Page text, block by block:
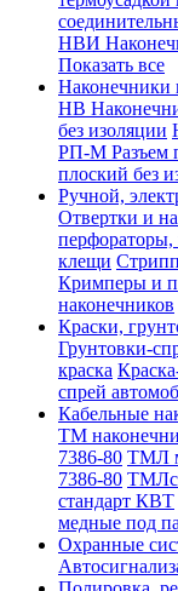
НВИ
Показать все
Наконечники
НВ
без изоляции
РП-М Разъем
плоский без
Ручной,
Отвертки и
перфораторы,
клещи
Кримперы и
наконечников
Краски,
Грунтовки-
краска
спрей
Кабельные
ТМ
7386-80 ТМЛ
7386-80 ТМЛс
стандарт КВТ
медные под
Охранные